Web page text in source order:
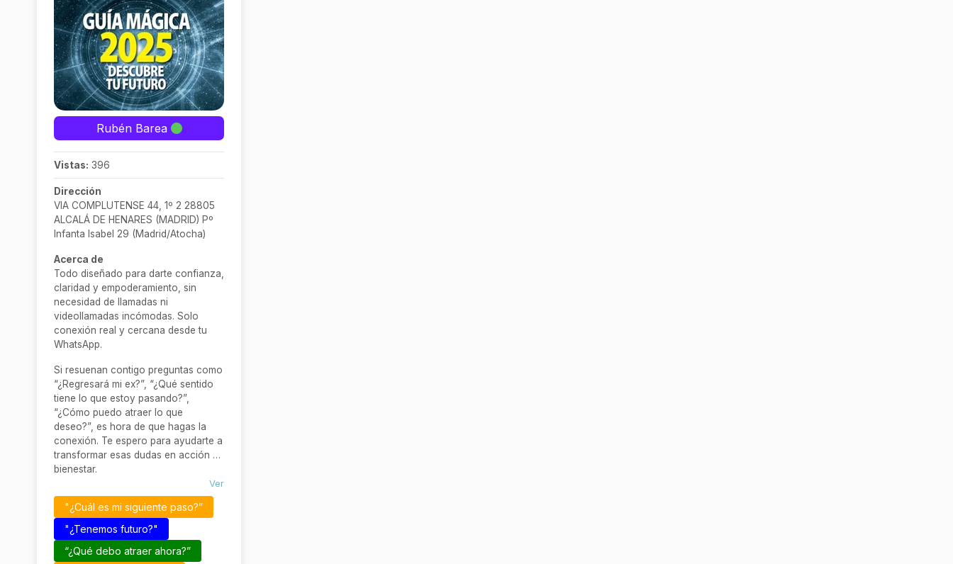
Rubén Barea
Vistas: 396
Dirección
VIA COMPLUTENSE 44, 1º 2 28805
ALCALÁ DE HENARES (MADRID) Pº
Infanta Isabel 29 (Madrid/Atocha)
Acerca de
Todo diseñado para darte confianza,
claridad y empoderamiento, sin
necesidad de llamadas ni
videollamadas incómodas. Solo
conexión real y cercana desde tu
WhatsApp.
Si resuenan contigo preguntas como
“¿Regresará mi ex?”, “¿Qué sentido
tiene lo que estoy pasando?”,
“¿Cómo puedo atraer lo que
deseo?”, es hora de que hagas la
conexión. Te espero para ayudarte a
transformar esas dudas en acción y
bienestar.
Ver
"¿Cuál es mi siguiente paso?”
"¿Tenemos futuro?"
“¿Qué debo atraer ahora?”